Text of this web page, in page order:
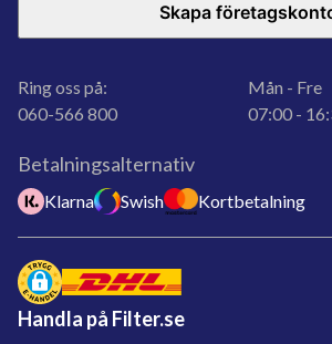
Skapa
Ring oss på:
060-566 800
Mån - Fre
07:00 -
Betalningsalternativ
Klarna Swish Kortbetalning
Handla på Filter.se